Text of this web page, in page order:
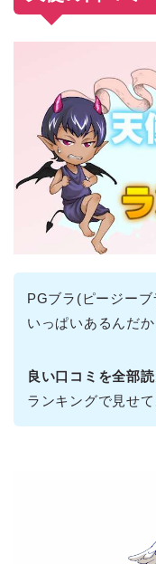
PGブラ(ピージー
いっぱいあるんだか
良い口コミを全部
ランキングで見せて